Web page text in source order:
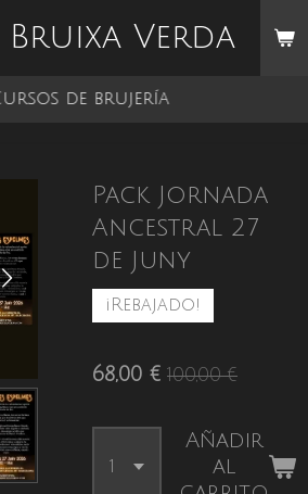
Bruixa Verda
de brujería
Pack Jornada
Ancestral 27
de Juny
¡Rebajado!
68,00 € 100,00 €
Añadir
al